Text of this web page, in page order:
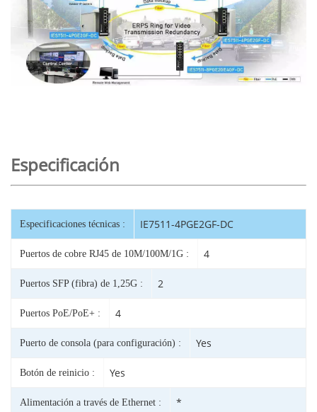
Especificación
Especificaciones técnicas : IE7511-4PGE2GF-DC
Puertos de cobre RJ45 de 10M/100M/1G : 4
Puertos SFP (fibra) de 1,25G : 2
Puertos PoE/PoE+ : 4
Puerto de consola (para configuración) : Yes
Botón de reinicio : Yes
Alimentación a través de Ethernet : *